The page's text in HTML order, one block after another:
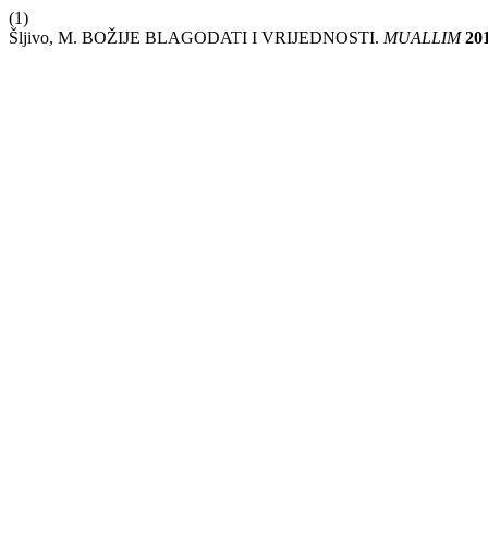
(1)
Šljivo, M. BOŽIJE BLAGODATI I VRIJEDNOSTI. MUALLIM